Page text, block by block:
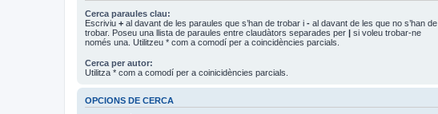
Cerca paraules clau:
Escriviu + al davant de les paraules que s’han de trobar i - al davant de les que no s’han de
trobar. Poseu una llista de paraules entre claudàtors separades per | si voleu trobar-ne
només una. Utilitzeu * com a comodí per a coincidències parcials.
Cerca per autor:
Utilitza * com a comodí per a coinicidències parcials.
OPCIONS DE CERCA